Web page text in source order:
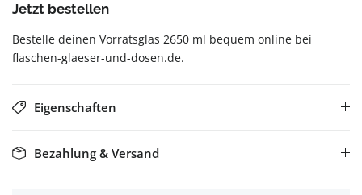
Jetzt bestellen
Bestelle deinen Vorratsglas 2650 ml bequem online bei
flaschen-glaeser-und-dosen.de.
Eigenschaften
Bezahlung & Versand